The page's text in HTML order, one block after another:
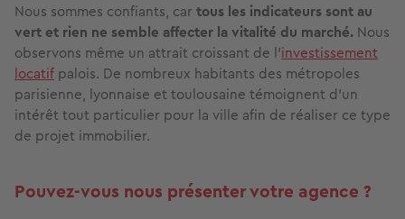
Nous sommes confiants, car tous les indicateurs sont au
vert et rien ne semble affecter la vitalité du marché. Nous
observons même un attrait croissant de l’investissement
locatif palois. De nombreux habitants des métropoles
parisienne, lyonnaise et toulousaine témoignent d’un
intérêt tout particulier pour la ville afin de réaliser ce type
de projet immobilier.
Pouvez-vous nous présenter votre agence ?